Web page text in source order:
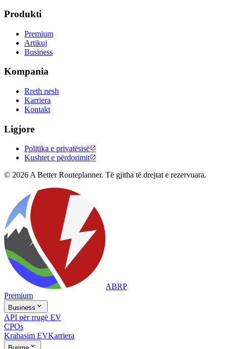
Produkti
Premium
Artikuj
Business
Kompania
Rreth nesh
Karriera
Kontakt
Ligjore
Politika e privatësisë
Kushtet e përdorimit
© 2026 A Better Routeplanner. Të gjitha të drejtat e rezervuara.
ABRP
Premium
Business 
API për rrugë EV
CPOs
Krahasim EVKarriera
